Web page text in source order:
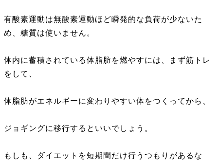
有酸素運動は無酸素運動ほど瞬発的な負荷が少ないた
め、糖質は使いません。
体内に蓄積されている体脂肪を燃やすには、まず筋トレ
をして、
体脂肪がエネルギーに変わりやすい体をつくってから、
ジョギングに移行するといいでしょう。
もしも、ダイエットを短期間だけ行うつもりがあるな